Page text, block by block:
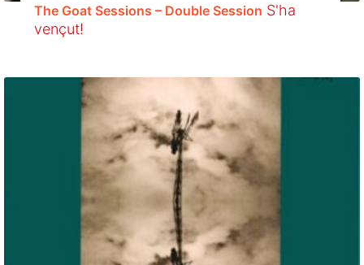
The Goat Sessions – Double Session S'ha
vençut!